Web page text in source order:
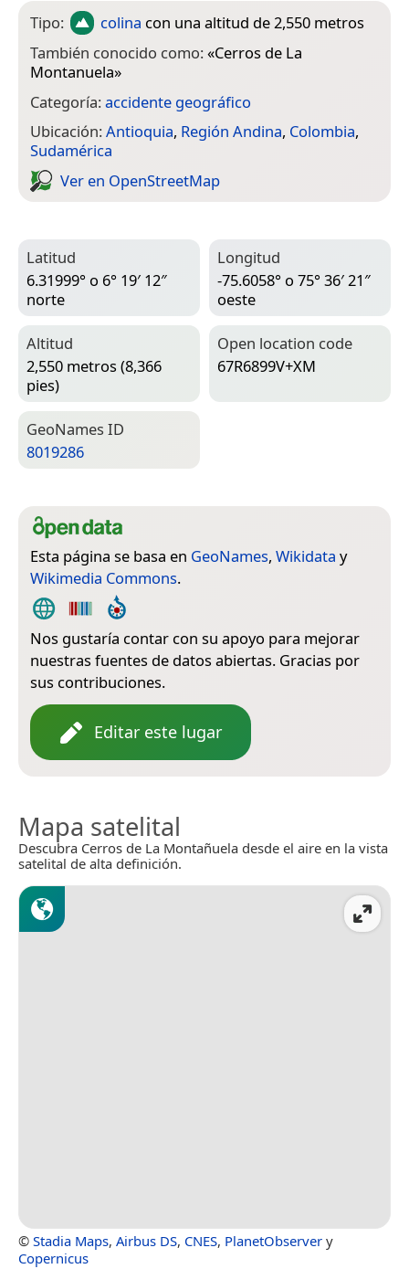
Tipo: colina con una altitud de 2,550 metros
También conocido como:«Cerros de La
Montanuela»
Categoría:accidente geográfico
Ubicación:Antioquia, Región Andina, Colombia,
Sudamérica
Ver en Open­Street­Map
Latitud
6.31999° o 6° 19′ 12″
norte
Longitud
-75.6058° o 75° 36′ 21″
oeste
Altitud
2,550 metros (8,366
pies)
Open location code
67R6899V+XM
Geo­Names ID
8019286
Esta página se basa en GeoNames, Wikidata y
Wikimedia Commons.
Nos gustaría contar con su apoyo para mejorar
nuestras fuentes de datos abiertas. Gracias por
sus contribuciones.
Editar este lugar
Mapa satelital
Descubra Cerros de La Montañuela desde el aire en la vista
satelital de alta definición.
© Stadia Maps, Airbus DS, CNES, PlanetObserver y
Copernicus